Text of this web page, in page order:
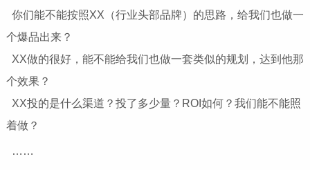
你们能不能按照XX（行业头部品牌）的思路，给我们也做一
个爆品出来？
XX做的很好，能不能给我们也做一套类似的规划，达到他那
个效果？
XX投的是什么渠道？投了多少量？ROI如何？我们能不能照
着做？
……